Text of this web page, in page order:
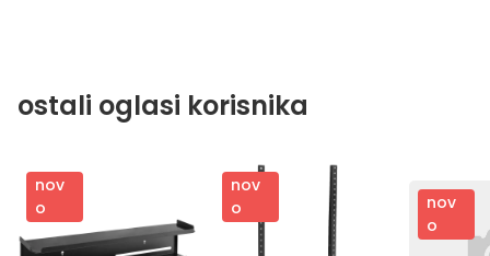
ostali oglasi korisnika
nov
o
nov
o
nov
o